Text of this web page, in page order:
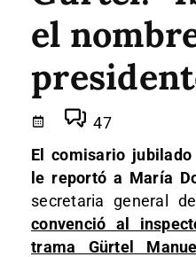
el
47
El comisario
le reportó a María
secretaria general
convenció al
trama Gürtel